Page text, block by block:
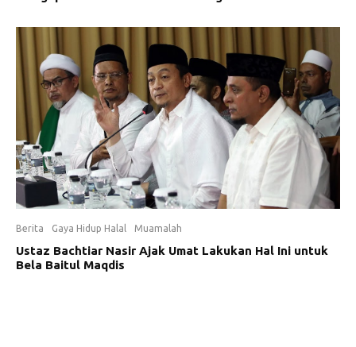
Berita Gaya Hidup Halal Muamalah
Ustaz Bachtiar Nasir Ajak Umat Lakukan Hal Ini untuk
Bela Baitul Maqdis